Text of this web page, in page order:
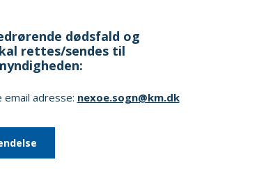
dødsfald og
rettes/sendes til
email adresse: nexoe.sogn@km.dk